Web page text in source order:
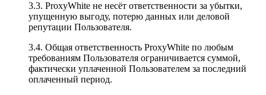
3.3. ProxyWhite не несёт ответственности за убытки,
упущенную выгоду, потерю данных или деловой
репутации Пользователя.
3.4. Общая ответственность ProxyWhite по любым
требованиям Пользователя ограничивается суммой,
фактически уплаченной Пользователем за последний
оплаченный период.